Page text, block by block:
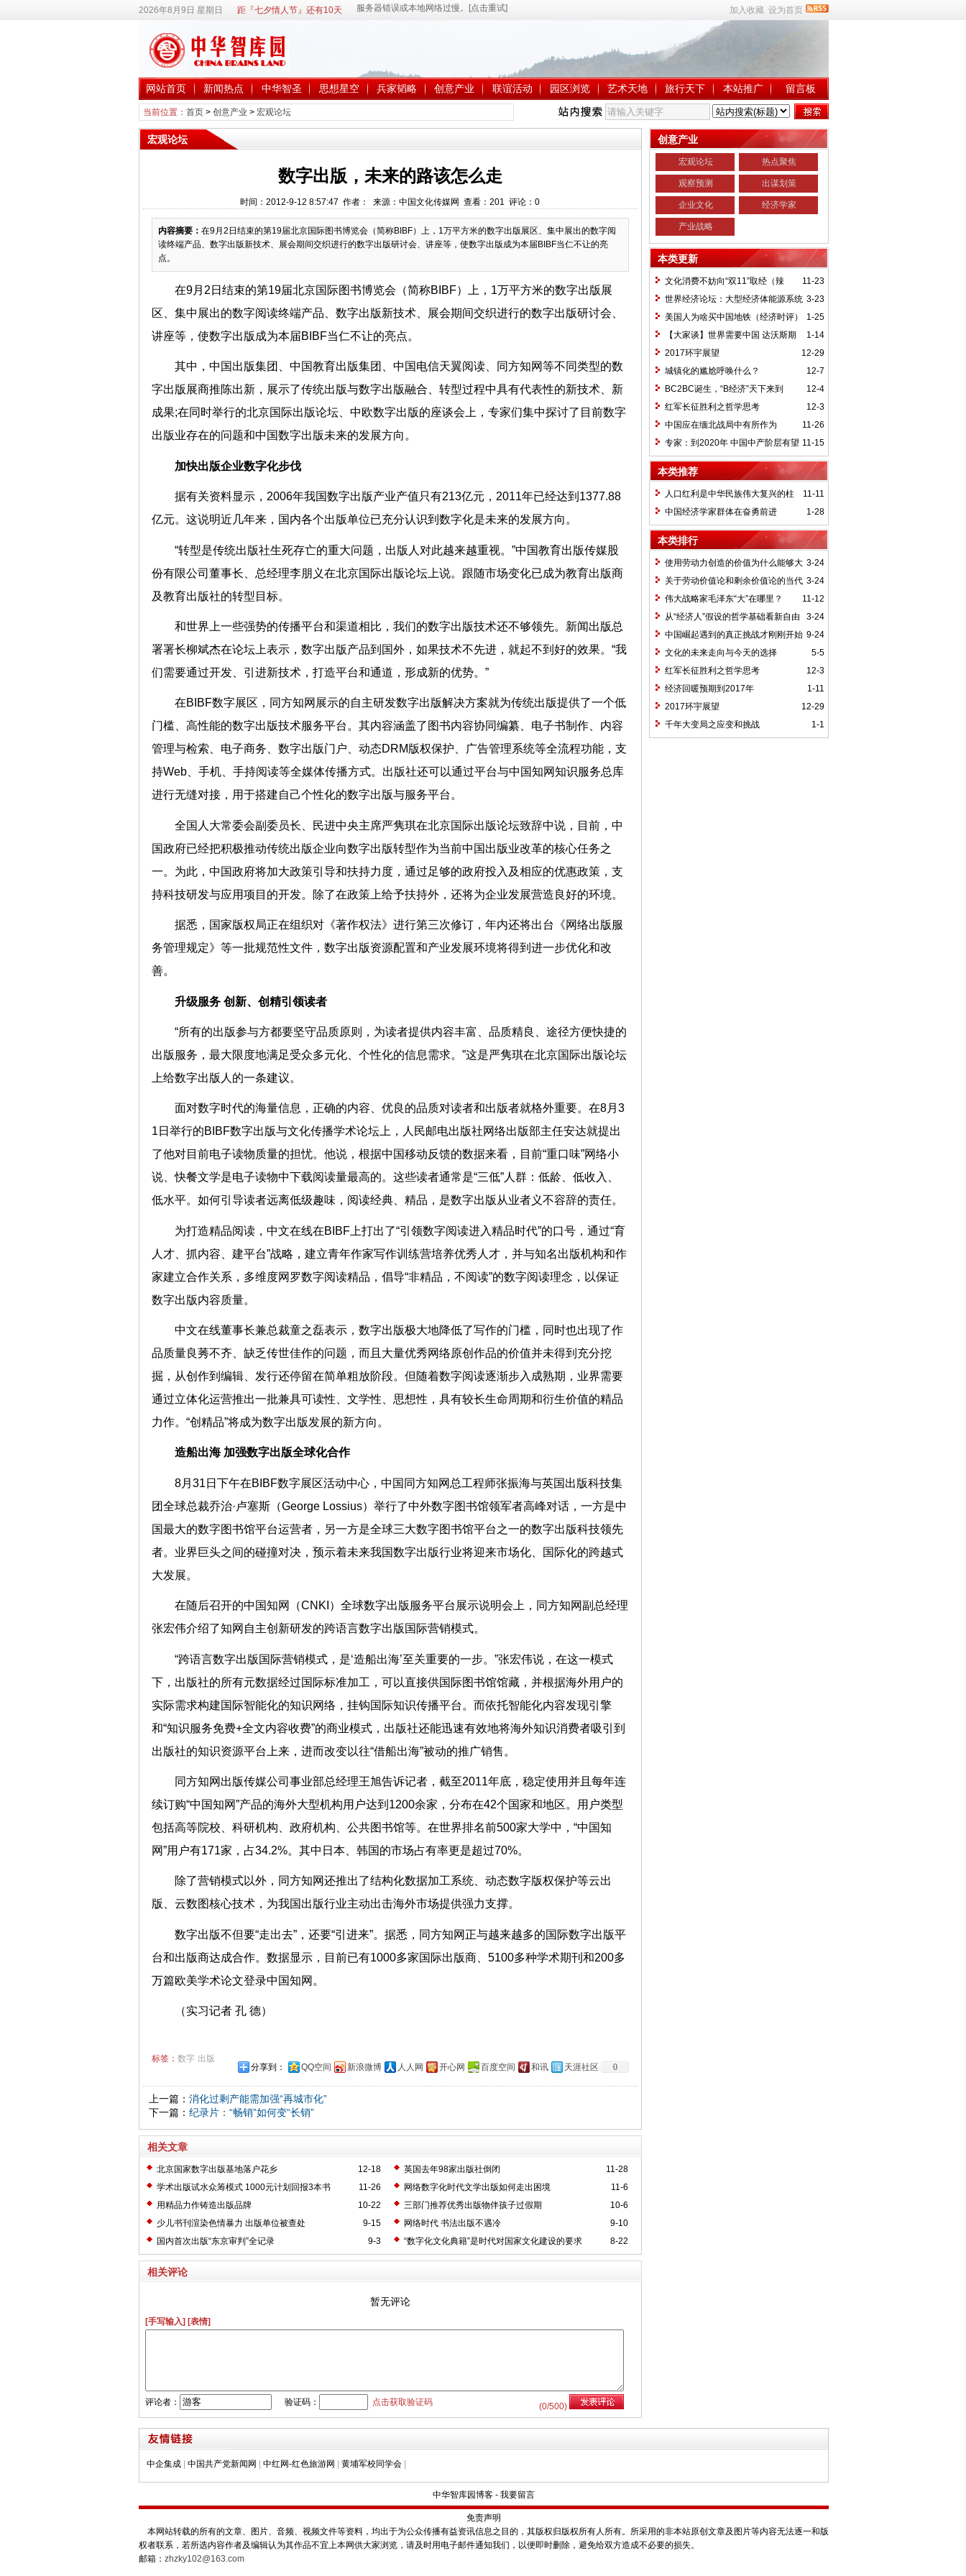
2026年8月9日 星期日 距『七夕情人节』还有10天 加入收藏 设为首页
网站首页 新闻热点 中华智圣 思想星空 兵家韬略 创意产业 联谊活动 园区浏览 艺术天地 旅行天下 本站推广 留言板
当前位置： 首页> 创意产业 > 宏观论坛
宏观论坛
数字出版，未来的路该怎么走
时间：2012-9-12 8:57:47 作者： 来源：中国文化传媒网 查看： 201 评论： 0
内容摘要： 在9月2日结束的第19届北京国际图书博览会（简称BIBF）上，1万平方米的数字出版展区、集中展出的数字阅
读终端产品、数字出版新技术、展会期间交织进行的数字出版研讨会、讲座等，使数字出版成为本届BIBF当仁不让的亮
点。
在9月2日结束的第19届北京国际图书博览会（简称BIBF）上，1万平方米的数字出版展
区、集中展出的数字阅读终端产品、数字出版新技术、展会期间交织进行的数字出版研讨会、
讲座等，使数字出版成为本届BIBF当仁不让的亮点。
其中，中国出版集团、中国教育出版集团、中国电信天翼阅读、同方知网等不同类型的数
字出版展商推陈出新，展示了传统出版与数字出版融合、转型过程中具有代表性的新技术、新
成果;在同时举行的北京国际出版论坛、中欧数字出版的座谈会上，专家们集中探讨了目前数字
出版业存在的问题和中国数字出版未来的发展方向。
加快出版企业数字化步伐
据有关资料显示，2006年我国数字出版产业产值只有213亿元，2011年已经达到1377.88
亿元。这说明近几年来，国内各个出版单位已充分认识到数字化是未来的发展方向。
“转型是传统出版社生死存亡的重大问题，出版人对此越来越重视。”中国教育出版传媒股
份有限公司董事长、总经理李朋义在北京国际出版论坛上说。跟随市场变化已成为教育出版商
及教育出版社的转型目标。
和世界上一些强势的传播平台和渠道相比，我们的数字出版技术还不够领先。新闻出版总
署署长柳斌杰在论坛上表示，数字出版产品到国外，如果技术不先进，就起不到好的效果。“我
们需要通过开发、引进新技术，打造平台和通道，形成新的优势。”
在BIBF数字展区，同方知网展示的自主研发数字出版解决方案就为传统出版提供了一个低
门槛、高性能的数字出版技术服务平台。其内容涵盖了图书内容协同编纂、电子书制作、内容
管理与检索、电子商务、数字出版门户、动态DRM版权保护、广告管理系统等全流程功能，支
持Web、手机、手持阅读等全媒体传播方式。出版社还可以通过平台与中国知网知识服务总库
进行无缝对接，用于搭建自己个性化的数字出版与服务平台。
全国人大常委会副委员长、民进中央主席严隽琪在北京国际出版论坛致辞中说，目前，中
国政府已经把积极推动传统出版企业向数字出版转型作为当前中国出版业改革的核心任务之
一。为此，中国政府将加大政策引导和扶持力度，通过足够的政府投入及相应的优惠政策，支
持科技研发与应用项目的开发。除了在政策上给予扶持外，还将为企业发展营造良好的环境。
据悉，国家版权局正在组织对《著作权法》进行第三次修订，年内还将出台《网络出版服
务管理规定》等一批规范性文件，数字出版资源配置和产业发展环境将得到进一步优化和改
善。
升级服务 创新、创精引领读者
“所有的出版参与方都要坚守品质原则，为读者提供内容丰富、品质精良、途径方便快捷的
出版服务，最大限度地满足受众多元化、个性化的信息需求。”这是严隽琪在北京国际出版论坛
上给数字出版人的一条建议。
面对数字时代的海量信息，正确的内容、优良的品质对读者和出版者就格外重要。在8月3
1日举行的BIBF数字出版与文化传播学术论坛上，人民邮电出版社网络出版部主任安达就提出
了他对目前电子读物质量的担忧。他说，根据中国移动反馈的数据来看，目前“重口味”网络小
说、快餐文学是电子读物中下载阅读量最高的。这些读者通常是“三低”人群：低龄、低收入、
低水平。如何引导读者远离低级趣味，阅读经典、精品，是数字出版从业者义不容辞的责任。
为打造精品阅读，中文在线在BIBF上打出了“引领数字阅读进入精品时代”的口号，通过“育
人才、抓内容、建平台”战略，建立青年作家写作训练营培养优秀人才，并与知名出版机构和作
家建立合作关系，多维度网罗数字阅读精品，倡导“非精品，不阅读”的数字阅读理念，以保证
数字出版内容质量。
中文在线董事长兼总裁童之磊表示，数字出版极大地降低了写作的门槛，同时也出现了作
品质量良莠不齐、缺乏传世佳作的问题，而且大量优秀网络原创作品的价值并未得到充分挖
掘，从创作到编辑、发行还停留在简单粗放阶段。但随着数字阅读逐渐步入成熟期，业界需要
通过立体化运营推出一批兼具可读性、文学性、思想性，具有较长生命周期和衍生价值的精品
力作。“创精品”将成为数字出版发展的新方向。
造船出海 加强数字出版全球化合作
8月31日下午在BIBF数字展区活动中心，中国同方知网总工程师张振海与英国出版科技集
团全球总裁乔治·卢塞斯（George Lossius）举行了中外数字图书馆领军者高峰对话，一方是中
国最大的数字图书馆平台运营者，另一方是全球三大数字图书馆平台之一的数字出版科技领先
者。业界巨头之间的碰撞对决，预示着未来我国数字出版行业将迎来市场化、国际化的跨越式
大发展。
在随后召开的中国知网（CNKI）全球数字出版服务平台展示说明会上，同方知网副总经理
张宏伟介绍了知网自主创新研发的跨语言数字出版国际营销模式。
“跨语言数字出版国际营销模式，是‘造船出海’至关重要的一步。”张宏伟说，在这一模式
下，出版社的所有元数据经过国际标准加工，可以直接供国际图书馆馆藏，并根据海外用户的
实际需求构建国际智能化的知识网络，挂钩国际知识传播平台。而依托智能化内容发现引擎
和“知识服务免费+全文内容收费”的商业模式，出版社还能迅速有效地将海外知识消费者吸引到
出版社的知识资源平台上来，进而改变以往“借船出海”被动的推广销售。
同方知网出版传媒公司事业部总经理王旭告诉记者，截至2011年底，稳定使用并且每年连
续订购“中国知网”产品的海外大型机构用户达到1200余家，分布在42个国家和地区。用户类型
包括高等院校、科研机构、政府机构、公共图书馆等。在世界排名前500家大学中，“中国知
网”用户有171家，占34.2%。其中日本、韩国的市场占有率更是超过70%。
除了营销模式以外，同方知网还推出了结构化数据加工系统、动态数字版权保护等云出
版、云数图核心技术，为我国出版行业主动出击海外市场提供强力支撑。
数字出版不但要“走出去”，还要“引进来”。据悉，同方知网正与越来越多的国际数字出版平
台和出版商达成合作。数据显示，目前已有1000多家国际出版商、5100多种学术期刊和200多
万篇欧美学术论文登录中国知网。
（实习记者 孔 德）
标签： 数字 出版
分享到：
QQ空间 新浪微博 人人网 开心网 百度空间 和讯 天涯社区 0
上一篇： 消化过剩产能需加强“再城市化”
下一篇： 纪录片：“畅销”如何变“长销”
相关文章
12-18
北京国家数字出版基地落户花乡 11-28
英国去年98家出版社倒闭
11-26
学术出版试水众筹模式 1000元计划回报3本书 11-6
网络数字化时代文学出版如何走出困境
10-22
用精品力作铸造出版品牌 10-6
三部门推荐优秀出版物伴孩子过假期
9-15
少儿书刊渲染色情暴力 出版单位被查处 9-10
网络时代 书法出版不遇冷
9-3
国内首次出版“东京审判”全记录 8-22
“数字化文化典籍”是时代对国家文化建设的要求
相关评论
暂无评论
[手写输入] [表情]
(0/500)
评论者： 验证码： 点击获取验证码
创意产业
宏观论坛 热点聚焦
观察预测 出谋划策
企业文化 经济学家
产业战略
本类更新
11-23
文化消费不妨向“双11”取经（辣
评）
3-23
世界经济论坛：大型经济体能源系统
挑战更为严峻
1-25
美国人为啥买中国地铁（经济时评）
1-14
【大家谈】世界需要中国 达沃斯期
待中国方案
12-29
2017环宇展望
12-7
城镇化的尴尬呼唤什么？
12-4
BC2BC诞生，“B经济”天下来到
12-3
红军长征胜利之哲学思考
11-26
中国应在缅北战局中有所作为
11-15
专家：到2020年 中国中产阶层有望
达4亿人
本类推荐
11-11
人口红利是中华民族伟大复兴的柱
石
1-28
中国经济学家群体在奋勇前进
本类排行
3-24
使用劳动力创造的价值为什么能够大
于它自身价值
3-24
关于劳动价值论和剩余价值论的当代
思考
11-12
伟大战略家毛泽东“大”在哪里？
3-24
从“经济人”假设的哲学基础看新自由
主义的本质
9-24
中国崛起遇到的真正挑战才刚刚开始
5-5
文化的未来走向与今天的选择
12-3
红军长征胜利之哲学思考
1-11
经济回暖预期到2017年
12-29
2017环宇展望
1-1
千年大变局之应变和挑战
中企集成 | 中国共产党新闻网 | 中红网-红色旅游网 | 黄埔军校同学会 |
中华智库园博客- 我要留言
免责声明
本网站转载的所有的文章、图片、音频、视频文件等资料，均出于为公众传播有益资讯信息之目的，其版权归版权所有人所有。所采用的非本站原创文章及图片等内容无法逐一和版
权者联系，若所选内容作者及编辑认为其作品不宜上本网供大家浏览，请及时用电子邮件通知我们，以便即时删除，避免给双方造成不必要的损失。
邮箱： zhzky102@163.com